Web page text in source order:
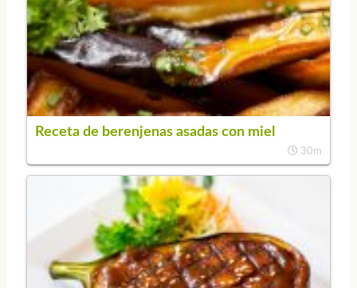
Receta de berenjenas asadas con miel
30m